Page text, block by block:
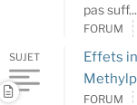
pas suff...
FORUM
SUJET
Effets
FORUM